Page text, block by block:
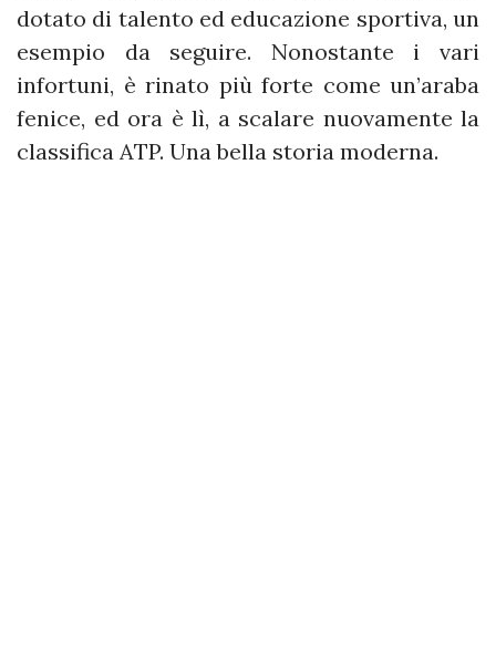
dotato di talento ed educazione sportiva, un
esempio da seguire. Nonostante i vari
infortuni, è rinato più forte come un’araba
fenice, ed ora è lì, a scalare nuovamente la
classifica ATP. Una bella storia moderna.